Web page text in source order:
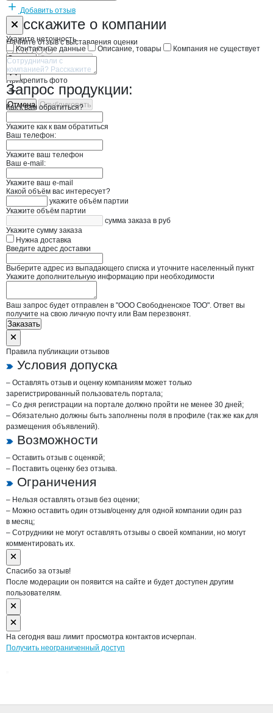
Добавить отзыв
Расскажите о компании
Начните отзыв с выставления оценки
Прикрепить фото
Отмена Опубликовать
Форма обратной связи о неточностях
Укажите неточность
Контактные данные
Описание, товары Компания не существует
Отмена Опубликовать
Запрос продукции:
Как к вам обратиться?
Укажите как к вам обратиться
Ваш телефон:
Укажите ваш телефон
Ваш e-mail:
Укажите ваш e-mail
Какой объём вас интересует?
укажите объём партии
Укажите объём партии
сумма заказа в руб
Укажите сумму заказа
Нужна доставка
Введите адрес доставки
Выберите адрес из выпадающего списка и уточните населенный пункт
Укажите дополнительную информацию при необходимости
Ваш запрос будет отправлен в "ООО Свободненское ТОО". Ответ вы
получите на свою личную почту или Вам перезвонят.
Заказать
Правила публикации отзывов
Условия допуска
– Оставлять отзыв и оценку компаниям может только
зарегистрированный пользователь портала;
– Со дня регистрации на портале должно пройти не менее 30 дней;
– Обязательно должны быть заполнены поля в профиле (так же как для
размещения объявлений).
Возможности
– Оставить отзыв с оценкой;
– Поставить оценку без отзыва.
Ограничения
– Нельзя оставлять отзыв без оценки;
– Можно оставить один отзыв/оценку для одной компании один раз
в месяц;
– Сотрудники не могут оставлять отзывы о своей компании, но могут
комментировать их.
Спасибо за отзыв!
После модерации он появится на сайте и будет доступен другим
пользователям.
На сегодня ваш лимит просмотра контактов исчерпан.
Получить неограниченный доступ